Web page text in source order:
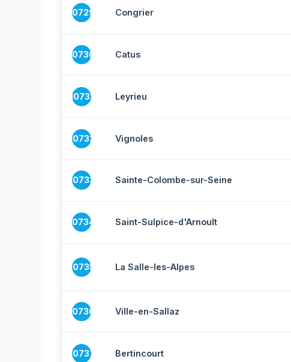
10729 Congrier
10730 Catus
10731 Leyrieu
10732 Vignoles
10733 Sainte-Colombe-sur-Seine
10734 Saint-Sulpice-d'Arnoult
10735 La Salle-les-Alpes
10736 Ville-en-Sallaz
10737 Bertincourt